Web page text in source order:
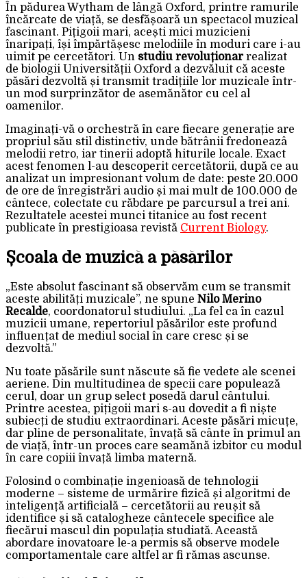
În pădurea Wytham de lângă Oxford, printre ramurile
încărcate de viață, se desfășoară un spectacol muzical
fascinant. Pițigoii mari, acești mici muzicieni
înaripați, își împărtășesc melodiile în moduri care i-au
uimit pe cercetători. Un studiu revoluționar realizat
de biologii Universității Oxford a dezvăluit că aceste
păsări dezvoltă și transmit tradițiile lor muzicale într-
un mod surprinzător de asemănător cu cel al
oamenilor.
Imaginați-vă o orchestră în care fiecare generație are
propriul său stil distinctiv, unde bătrânii fredoneazâ
melodii retro, iar tinerii adoptă hiturile locale. Exact
acest fenomen l-au descoperit cercetătorii, după ce au
analizat un impresionant volum de date: peste 20.000
de ore de înregistrări audio și mai mult de 100.000 de
cântece, colectate cu răbdare pe parcursul a trei ani.
Rezultatele acestei munci titanice au fost recent
publicate în prestigioasa revistă Current Biology.
Școala de muzică a păsărilor
„Este absolut fascinant să observăm cum se transmit
aceste abilități muzicale”, ne spune Nilo Merino
Recalde, coordonatorul studiului. „La fel ca în cazul
muzicii umane, repertoriul păsărilor este profund
influențat de mediul social în care cresc și se
dezvoltă.”
Nu toate păsările sunt născute să fie vedete ale scenei
aeriene. Din multitudinea de specii care populează
cerul, doar un grup select posedă darul cântului.
Printre acestea, pițigoii mari s-au dovedit a fi niște
subiecți de studiu extraordinari. Aceste păsări micuțe,
dar pline de personalitate, învață să cânte în primul an
de viață, într-un proces care seamănă izbitor cu modul
în care copiii învață limba maternă.
Folosind o combinație ingenioasă de tehnologii
moderne – sisteme de urmărire fizică și algoritmi de
inteligență artificială – cercetătorii au reușit să
identifice și să catalogheze cântecele specifice ale
fiecărui mascul din populația studiată. Această
abordare inovatoare le-a permis să observe modele
comportamentale care altfel ar fi rămas ascunse.